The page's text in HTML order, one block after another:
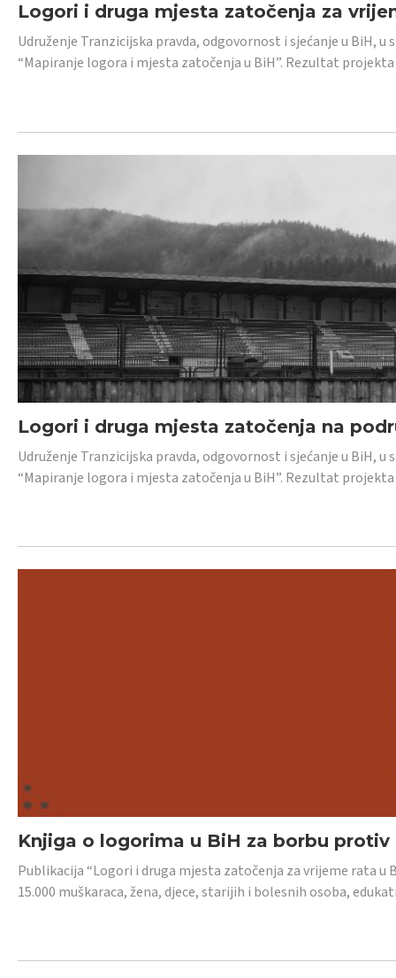
Logori i druga mjesta zatočenja za
Udruženje Tranzicijska pravda, odgovornost i sjećanje u BiH,
“Mapiranje logora i mjesta zatočenja u BiH”. Rezultat
Logori i druga mjesta zatočenja na
Udruženje Tranzicijska pravda, odgovornost i sjećanje u BiH,
“Mapiranje logora i mjesta zatočenja u BiH”. Rezultat
Knjiga o logorima u BiH za borbu
Publikacija “Logori i druga mjesta zatočenja za vrijeme rata u
15.000 muškaraca, žena, djece, starijih i bolesnih osoba,